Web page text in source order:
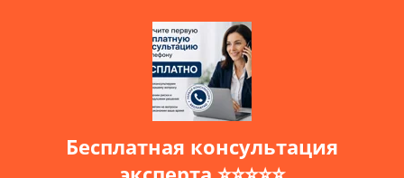
Бесплатная консультация